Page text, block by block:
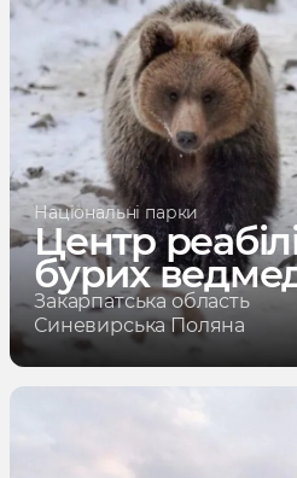
Національні парки
Центр
бурих
Закарпатська область
Синевирська Поляна